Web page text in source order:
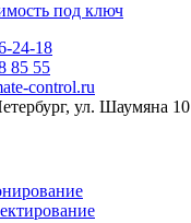
под ключ
24-18
85 55
control.ru
ул. Шаумяна 10